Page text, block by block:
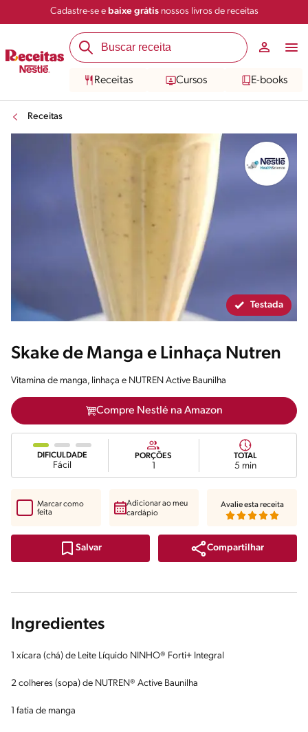
Cadastre-se e baixe grátisnossos livros de receitas
Receitas Cursos E-books
Receitas
Salvar Compartilhar
Testada
Skake de Manga e Linhaça Nutren
Vitamina de manga, linhaça e NUTREN Active Baunilha
Compre Nestlé na Amazon
DIFICULDADE
Fácil
PORÇÕES
1
TOTAL
5 min
Salvar Compartilhar
Marcar como
feita
Adicionar ao meu
cardápio
Avalie esta receita
Ingredientes
1 xícara (chá) de Leite Líquido NINHO® Forti+ Integral
2 colheres (sopa) de NUTREN® Active Baunilha
1 fatia de manga